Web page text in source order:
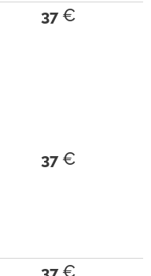
37 €
37 €
37 €